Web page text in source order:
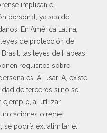
implican el
personal, ya sea de
En América Latina,
de protección de
las leyes de Habeas
requisitos sobre
Al usar IA, existe
de terceros si no se
ejemplo, al utilizar
o redes
se podría extralimitar el